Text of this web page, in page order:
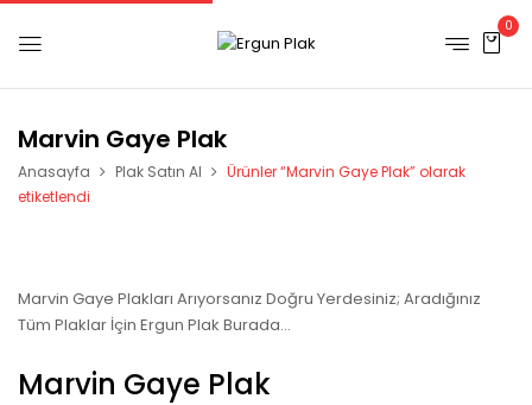
0
Marvin Gaye Plak
Anasayfa Plak Satın Al
Ürünler “Marvin Gaye Plak” olarak
etiketlendi
Marvin Gaye Plakları Arıyorsanız Doğru Yerdesiniz; Aradığınız
Tüm Plaklar İçin Ergun Plak Burada…
Marvin Gaye Plak